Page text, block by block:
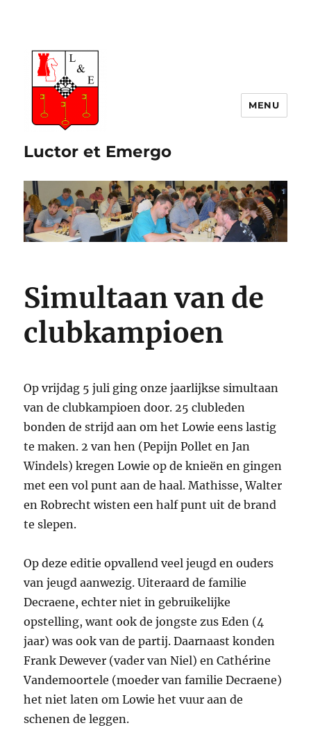
Luctor et Emergo
Simultaan van de
clubkampioen
Op vrijdag 5 juli ging onze jaarlijkse simultaan
van de clubkampioen door. 25 clubleden
bonden de strijd aan om het Lowie eens lastig
te maken. 2 van hen (Pepijn Pollet en Jan
Windels) kregen Lowie op de knieën en gingen
met een vol punt aan de haal. Mathisse, Walter
en Robrecht wisten een half punt uit de brand
te slepen.
Op deze editie opvallend veel jeugd en ouders
van jeugd aanwezig. Uiteraard de familie
Decraene, echter niet in gebruikelijke
opstelling, want ook de jongste zus Eden (4
jaar) was ook van de partij. Daarnaast konden
Frank Dewever (vader van Niel) en Cathérine
Vandemoortele (moeder van familie Decraene)
het niet laten om Lowie het vuur aan de
schenen de leggen.